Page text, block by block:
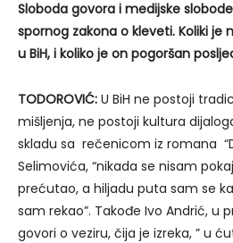
Sloboda govora i medijske
spornog zakona o kleveti. Koliki je
u BiH, i koliko je on pogoršan
TODOROVIĆ: U BiH ne postoji
mišljenja, ne postoji kultura
skladu sa rečenicom iz romana
Selimovića, “nikada se nisam
prećutao, a hiljadu puta sam se
sam rekao”. Takođe Ivo Andrić, u
govori o veziru, čija je izreka, ” u